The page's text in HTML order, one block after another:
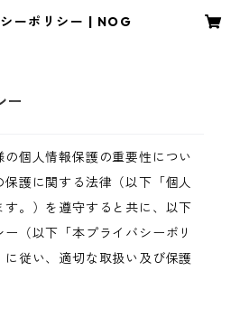
ーポリシー | NOG
ー
個人情報保護の重要性につい
護に関する法律（以下「個人
。）を遵守すると共に、以下
（以下「本プライバシーポリ
従い、適切な取扱い及び保護